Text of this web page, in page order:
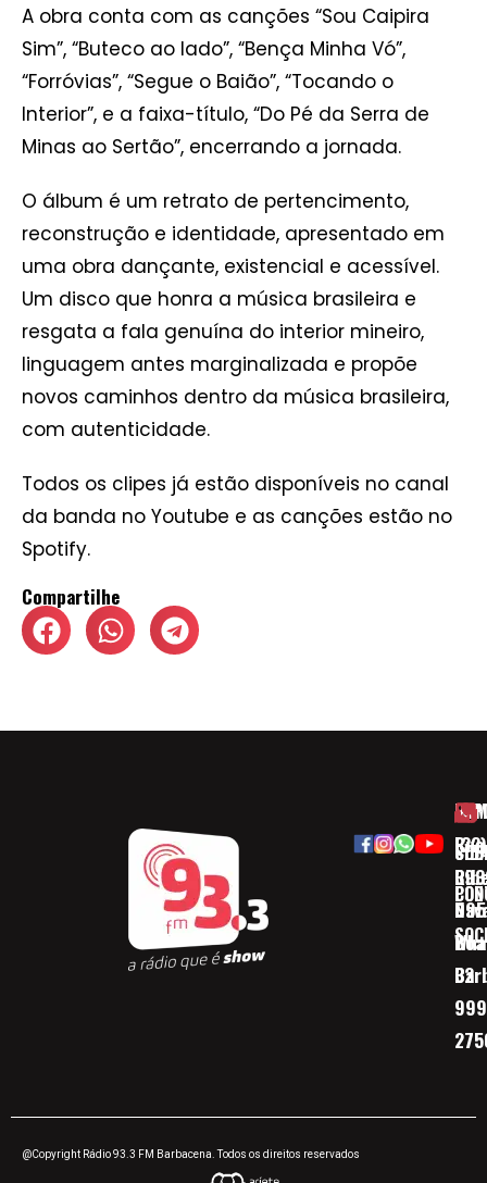
A obra conta com as canções “Sou Caipira
Sim”, “Buteco ao lado”, “Bença Minha Vó”,
“Forróvias”, “Segue o Baião”, “Tocando o
Interior”, e a faixa-título, “Do Pé da Serra de
Minas ao Sertão”, encerrando a jornada.
O álbum é um retrato de pertencimento,
reconstrução e identidade, apresentado em
uma obra dançante, existencial e acessível.
Um disco que honra a música brasileira e
resgata a fala genuína do interior mineiro,
linguagem antes marginalizada e propõe
novos caminhos dentro da música brasileira,
com autenticidade.
Todos os clipes já estão disponíveis no canal
da banda no Youtube e as canções estão no
Spotify.
Compartilhe
(32)
32
@Copyright Rádio 93.3 FM Barbacena. Todos os direitos reservados